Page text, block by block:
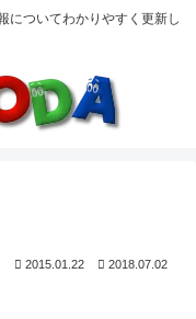
についてわかりやすく更新し
2015.01.22 2018.07.02